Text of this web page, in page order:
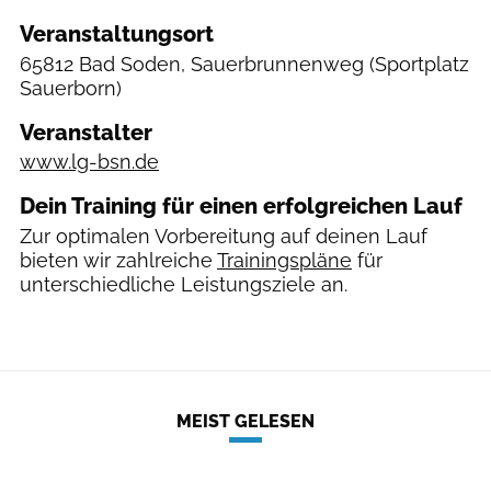
Veranstaltungsort
65812 Bad Soden, Sauerbrunnenweg (Sportplatz
Sauerborn)
Veranstalter
www.lg-bsn.de
Dein Training für einen erfolgreichen Lauf
Zur optimalen Vorbereitung auf deinen Lauf
bieten wir zahlreiche Trainingspläne für
unterschiedliche Leistungsziele an.
MEIST GELESEN